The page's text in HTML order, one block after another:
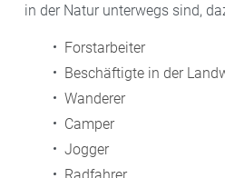
in der Natur unterwegs sind,
Forstarbeiter
Beschäftigte in der
Wanderer
Camper
Jogger